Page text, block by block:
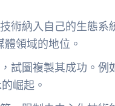
術納入自己的生態系
領域的地位。
試圖複製其成功。例
崛起。